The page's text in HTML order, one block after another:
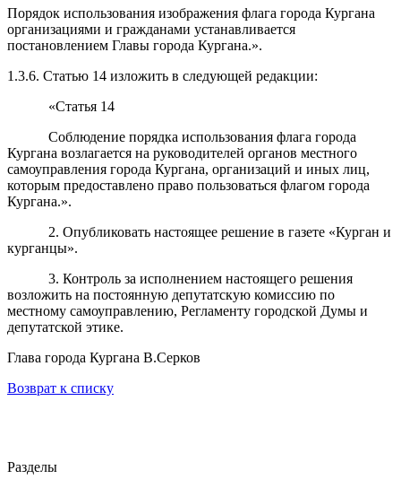
Порядок использования изображения флага города Кургана
организациями и гражданами устанавливается
постановлением Главы города Кургана.».
1.3.6. Статью 14 изложить в следующей редакции:
«Статья 14
Соблюдение порядка использования флага города
Кургана возлагается на руководителей органов местного
самоуправления города Кургана, организаций и иных лиц,
которым предоставлено право пользоваться флагом города
Кургана.».
2. Опубликовать настоящее решение в газете «Курган и
курганцы».
3. Контроль за исполнением настоящего решения
возложить на постоянную депутатскую комиссию по
местному самоуправлению, Регламенту городской Думы и
депутатской этике.
Глава города Кургана В.Серков
Возврат к списку
Разделы